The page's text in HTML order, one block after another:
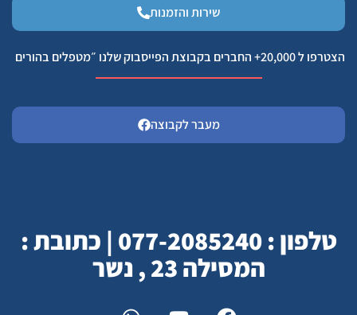
שירות והזמנות
הצטרפו ל 20,000+ החברים בקבוצת הפייסבוק שלנו ״מטפלים בהורים
מעבר לקבוצה
טלפון : 077-2085240 | כתובת :
המסילה 23 , נשר